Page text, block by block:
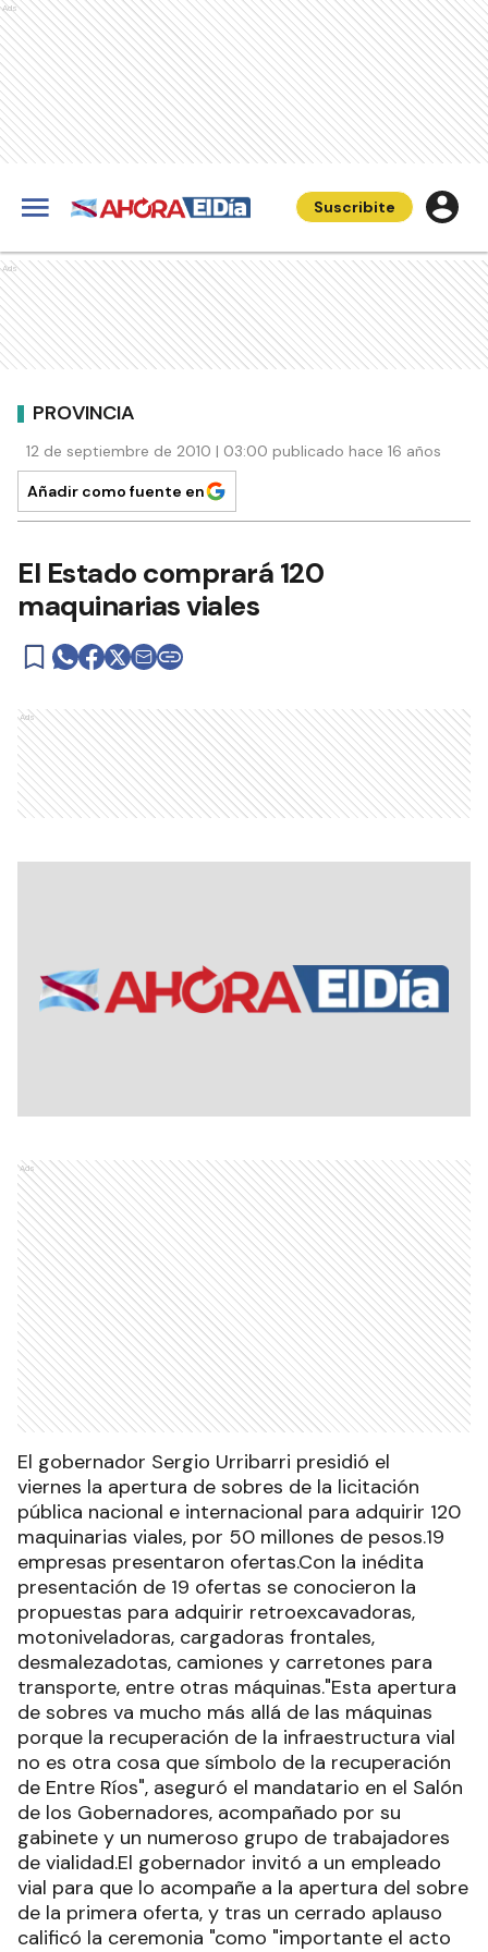
Ads
Suscribite
Ads
PROVINCIA
12 de septiembre de 2010 | 03:00 publicado hace 16 años
Añadir como fuente en
El Estado comprará 120
maquinarias viales
Ads
Ads
El gobernador Sergio Urribarri presidió el
viernes la apertura de sobres de la licitación
pública nacional e internacional para adquirir 120
maquinarias viales, por 50 millones de pesos.19
empresas presentaron ofertas.Con la inédita
presentación de 19 ofertas se conocieron la
propuestas para adquirir retroexcavadoras,
motoniveladoras, cargadoras frontales,
desmalezadotas, camiones y carretones para
transporte, entre otras máquinas."Esta apertura
de sobres va mucho más allá de las máquinas
porque la recuperación de la infraestructura vial
no es otra cosa que símbolo de la recuperación
de Entre Ríos", aseguró el mandatario en el Salón
de los Gobernadores, acompañado por su
gabinete y un numeroso grupo de trabajadores
de vialidad.El gobernador invitó a un empleado
vial para que lo acompañe a la apertura del sobre
de la primera oferta, y tras un cerrado aplauso
calificó la ceremonia "como "importante el acto